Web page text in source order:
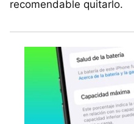
recomendable quitarlo.